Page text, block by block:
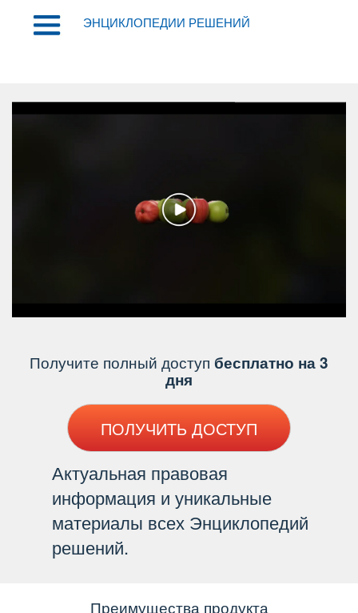
ЭНЦИКЛОПЕДИИ РЕШЕНИЙ
Получите полный доступ есплатно на 3
дня
ПОЛУЧИТЬ ДОСТУП
Актуальная правовая
информация и уникальные
материалы всех Энциклопедий
решений.
Преимущества продукта